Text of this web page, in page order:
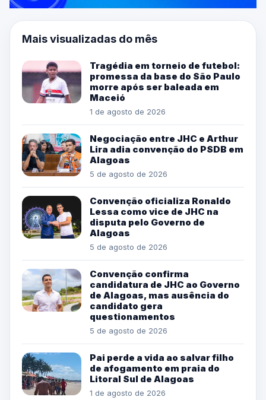
Mais visualizadas do mês
Tragédia em torneio de futebol:
promessa da base do São Paulo
morre após ser baleada em
Maceió
1 de agosto de 2026
Negociação entre JHC e Arthur
Lira adia convenção do PSDB em
Alagoas
5 de agosto de 2026
Convenção oficializa Ronaldo
Lessa como vice de JHC na
disputa pelo Governo de
Alagoas
5 de agosto de 2026
Convenção confirma
candidatura de JHC ao Governo
de Alagoas, mas ausência do
candidato gera
questionamentos
5 de agosto de 2026
Pai perde a vida ao salvar filho
de afogamento em praia do
Litoral Sul de Alagoas
1 de agosto de 2026